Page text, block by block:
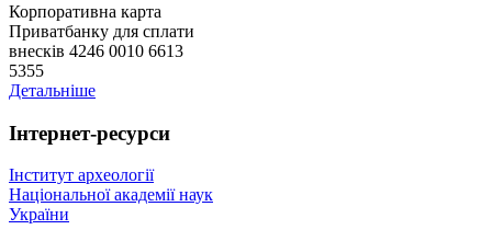
Корпоративна карта
Приватбанку для сплати
внесків 4246 0010 6613
5355
Детальніше
Інтернет-ресурси
Інститут археології
Національної академії наук
України